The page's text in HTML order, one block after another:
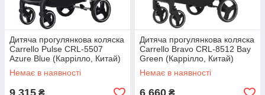
Дитяча прогулянкова коляска
Carrello Pulse CRL-5507
Azure Blue (Каррілло, Китай)
Немає в наявності
9 315 ₴
Дитяча прогулянкова коляска
Carrello Bravo CRL-8512 Bay
Green (Каррілло, Китай)
Немає в наявності
6 660 ₴